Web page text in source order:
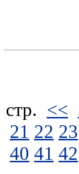
стp. <<
21 22 23
40 41 42